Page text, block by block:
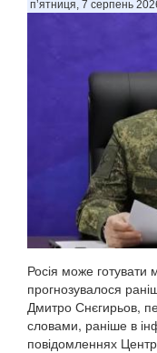
п’ятниця, 7 серпень
Росія може готувати
прогнозувалося
Дмитро Снєгирьов,
словами, раніше в
повідомленнях